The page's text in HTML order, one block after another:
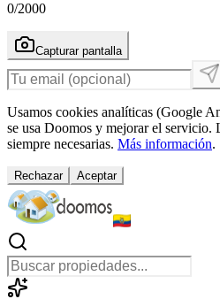
0/2000
Capturar pantalla
Usamos cookies analíticas (Google
se usa Doomos y mejorar el servicio.
siempre necesarias. Más información.
Rechazar Aceptar